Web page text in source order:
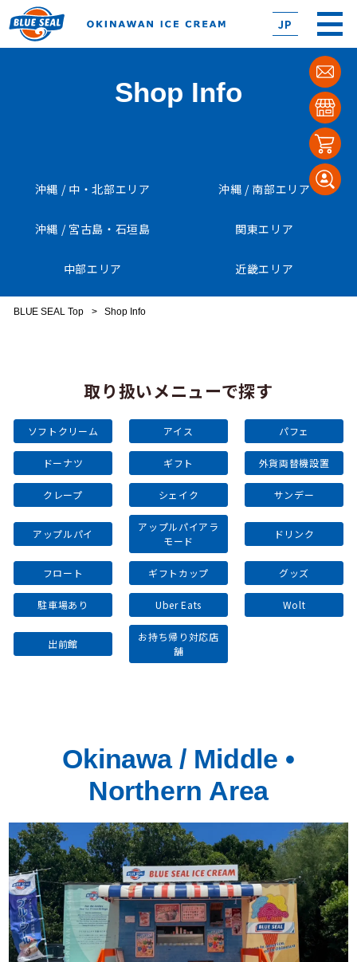
JP
Shop Info
沖縄 / 中・北部エリア 沖縄 / 南部エリア
沖縄 / 宮古島・石垣島 関東エリア
中部エリア 近畿エリア
BLUE SEAL Top > Shop Info
取り扱いメニューで探す
ソフトクリーム アイス パフェ
ドーナツ ギフト 外貨両替機設置
クレープ シェイク サンデー
アップルパイ
アップルパイアラ
モード
ドリンク
フロート ギフトカップ グッズ
駐車場あり Uber Eats Wolt
出前館
お持ち帰り対応店
舗
Okinawa / Middle •
Northern Area